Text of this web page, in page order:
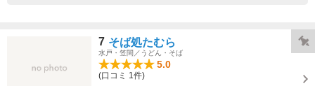
7 そば処たむら
水戸・笠間／うどん・そば
5.0
(口コミ 1件)